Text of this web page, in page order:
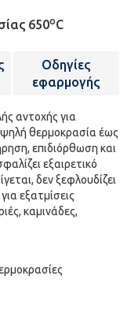
650oC
Οδηγίες
εφαρμογής
αντοχής για
θερμοκρασία έως
επιδιόρθωση και
εξαιρετικό
δεν ξεφλουδίζει
εξατμίσεις
καμινάδες,